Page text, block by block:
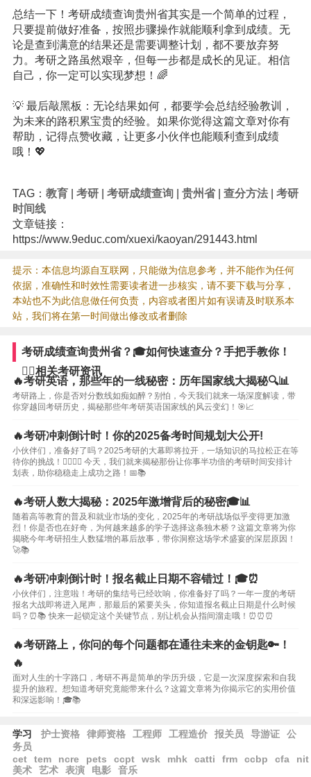
总结一下！考研成绩查询贵州省其实是一个简单的过程，
只要提前做好准备，按照步骤操作就能顺利拿到成绩。无
论是查到满意的结果还是需要调整计划，都不要放弃努
力。考研之路虽然艰辛，但每一步都是成长的见证。相信
自己，你一定可以实现梦想！🌈
💡 最后敲黑板：无论结果如何，都要学会总结经验教训，
为未来的路积累宝贵的经验。如果你觉得这篇文章对你有
帮助，记得点赞收藏，让更多小伙伴也能顺利查到成绩
哦！💖
TAG： 教育| 考研| 考研成绩查询 贵州省| 查分方法| 考研
时间线
文章链接：
https://www.9educ.com/xuexi/kaoyan/291443.html
提示：本信息均源自互联网，只能做为信息参考，并不能作为任何
依据，准确性和时效性需要读者进一步核实，请不要下载与分享，
本站也不为此信息做任何负责，内容或者图片如有误请及时联系本
站，我们将在第一时间做出修改或者删除
考研成绩查询贵州省？🎓如何快速查分？手把手教你！
🏃‍♀️相关考研资讯
🔥考研英语，那些年的一线秘密：历年国家线大揭秘🔍📊
考研路上，你是否对分数线如痴如醉？别怕，今天我们就来一场深度解读，带
你穿越回考研历史，揭秘那些年考研英语国家线的风云变幻！🎯📈
🔥考研冲刺倒计时！你的2025备考时间规划大公开!
小伙伴们，准备好了吗？2025考研的大幕即将拉开，一场知识的马拉松正在等
待你的挑战！🏃‍♀️🏃‍♂️ 今天，我们就来揭秘那份让你事半功倍的考研时间安排计
划表，助你稳稳走上成功之路！📅📚
🔥考研人数大揭秘：2025年激增背后的秘密🎓📊
随着高等教育的普及和就业市场的变化，2025年的考研战场似乎变得更加激
烈！你是否也在好奇，为何越来越多的学子选择这条独木桥？这篇文章将为你
揭晓今年考研招生人数猛增的幕后故事，带你洞察这场学术盛宴的深层原因！
🚀📚
🔥考研冲刺倒计时！报名截止日期不容错过！🎓⏰
小伙伴们，注意啦！考研的集结号已经吹响，你准备好了吗？一年一度的考研
报名大战即将进入尾声，那最后的紧要关头，你知道报名截止日期是什么时候
吗？⏰📚 快来一起锁定这个关键节点，别让机会从指间溜走哦！⏰⏰⏰
🔥考研路上，你问的每个问题都在通往未来的金钥匙🔑！
🔥
面对人生的十字路口，考研不再是简单的学历升级，它是一次深度探索和自我
提升的旅程。想知道考研究竟能带来什么？这篇文章将为你揭示它的实用价值
和深远影响！🎓📚
学习 护士资格 律师资格 工程师 工程造价 报关员 导游证
公
务员
cet
tem ncre pets ccpt wsk mhk catti frm ccbp cfa
nit
美术
艺术 表演 电影 音乐